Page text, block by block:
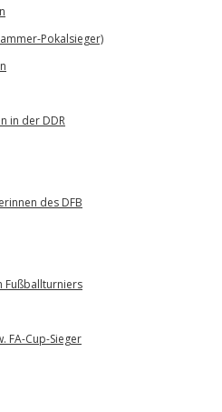
Pokalsieger)
in der DDR
des DFB
Fußballturniers
FA-Cup-Sieger